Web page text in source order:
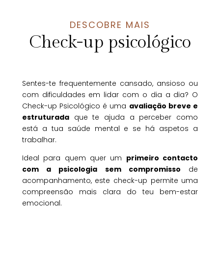
DESCOBRE MAIS
Check-up psicológico
Sentes-te frequentemente cansado, ansioso ou
com dificuldades em lidar com o dia a dia? O
Check-up Psicológico é uma avaliação breve e
estruturadaque te ajuda a perceber como
está a tua saúde mental e se há aspetos a
trabalhar.
Ideal para quem quer um primeiro contacto
com a psicologia sem compromisso de
acompanhamento, este check-up permite uma
compreensão mais clara do teu bem-estar
emocional.